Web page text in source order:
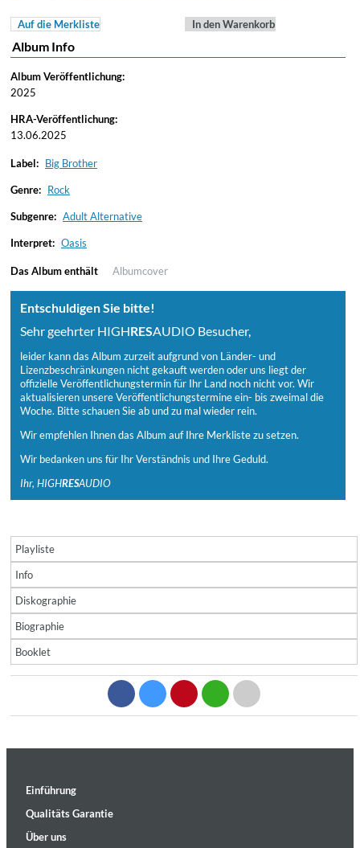
Auf die Merkliste In den Warenkorb
Album Info
Album Veröffentlichung:
2025
HRA-Veröffentlichung:
13.06.2025
Label: Big Brother
Genre: Rock
Subgenre: Adult Alternative
Interpret: Oasis
Das Album enthält Albumcover
Entschuldigen Sie bitte!
Sehr geehrter HIGHRESAUDIO Besucher,
leider kann das Album zurzeit aufgrund von Länder- und
Lizenzbeschränkungen nicht gekauft werden oder uns liegt der
offizielle Veröffentlichungstermin für Ihr Land noch nicht vor. Wir
aktualisieren unsere Veröffentlichungstermine ein- bis zweimal die
Woche. Bitte schauen Sie ab und zu mal wieder rein.
Wir empfehlen Ihnen das Album auf Ihre Merkliste zu setzen.
Wir bedanken uns für Ihr Verständnis und Ihre Geduld.
Ihr, HIGHRESAUDIO
Playliste
Info
Diskographie
Biographie
Booklet
Einführung
Qualitäts Garantie
Über uns